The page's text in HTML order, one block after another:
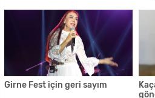
Girne Fest için geri sayım